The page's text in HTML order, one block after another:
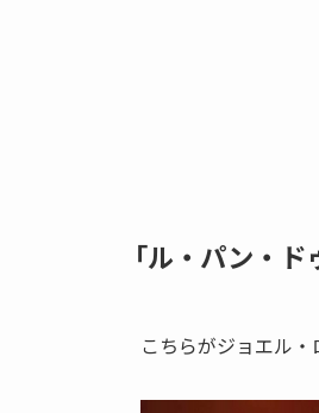
「ル・パン・
こちらがジョエル